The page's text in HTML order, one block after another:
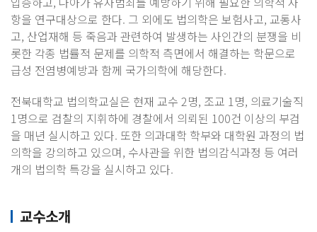
항을 연구대상으로 한다. 그 외에도 법의학은 보험사고, 교통사
고, 산업재해 등 죽음과 관련하여 발생하는 사인간의 분쟁을 비
롯한 각종 법률적 문제를 의학적 측면에서 해결하는 학문으로
급성 전염병예방과 함께 국가의학에 해당한다.
전북대학교 법의학교실은 현재 교수 2명, 조교 1명, 의료기술직
1명으로 검찰의 지휘하에 경찰에서 의뢰된 100건 이상의 부검
을 매년 실시하고 있다. 또한 의과대학 학부와 대학원 과정의 법
의학을 강의하고 있으며, 수사관을 위한 법의감식과정 등 여러
개의 법의학 특강을 실시하고 있다.​
교수소개